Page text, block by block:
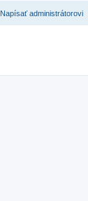
Napísať administrátorovi